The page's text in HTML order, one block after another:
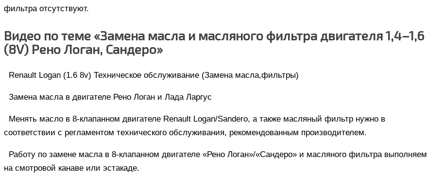
фильтра отсутствуют.
Видео по теме «Замена масла и масляного фильтра двигателя 1,4–1,6
(8V) Рено Логан, Сандеро»
Renault Logan (1.6 8v) Техническое обслуживание (Замена масла,фильтры)
Замена масла в двигателе Рено Логан и Лада Ларгус
Менять масло в 8-клапанном двигателе Renault Logan/Sandero, а также масляный фильтр нужно в
соответствии с регламентом технического обслуживания, рекомендованным производителем.
Работу по замене масла в 8-клапанном двигателе «Рено Логан»/«Сандеро» и масляного фильтра выполняем
на смотровой канаве или эстакаде.